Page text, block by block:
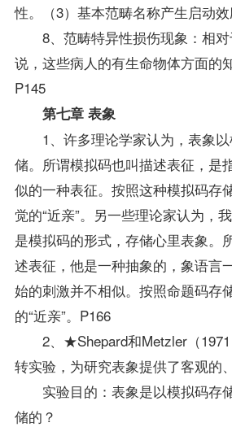
性。（3）基本范畴名称产生启动
8、范畴特异性损伤现象：相对
说，这些病人的有生命物体方面的
P145
第七章 表象
1、许多理论学家认为，表象以
储。所谓模拟码也叫描述表征，是
似的一种表征。按照这种模拟码存
觉的“近亲”。另一些理论家认为，
是模拟码的形式，存储心里表象。
述表征，他是一种抽象的，象语言
始的刺激并不相似。按照命题码存
的“近亲”。P166
2、★Shepard和Metzler（1971
转实验，为研究表象提供了客观的
实验目的：表象是以模拟码存
储的？